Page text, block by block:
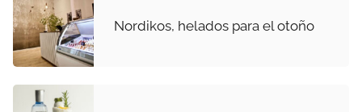
Nordikos, helados para el otoño